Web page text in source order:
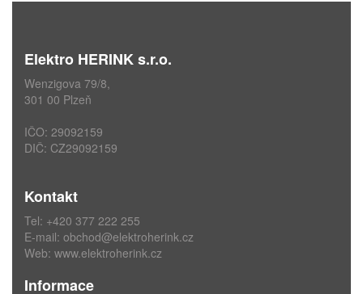
Elektro HERINK s.r.o.
Wenzigova 79/8,
301 00 Plzeň
IČO: 29092159
DIČ: CZ29092159
Kontakt
Tel: +420 377 222 255
E-mail: obchod@elektroherink.cz
Web: www.elektroherink.cz
Informace